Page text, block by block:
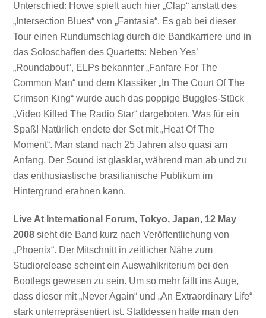
Unterschied: Howe spielt auch hier „Clap“ anstatt des
„Intersection Blues“ von „Fantasia“. Es gab bei dieser
Tour einen Rundumschlag durch die Bandkarriere und in
das Soloschaffen des Quartetts: Neben Yes’
„Roundabout“, ELPs bekannter „Fanfare For The
Common Man“ und dem Klassiker „In The Court Of The
Crimson King“ wurde auch das poppige Buggles-Stück
„Video Killed The Radio Star“ dargeboten. Was für ein
Spaß! Natürlich endete der Set mit „Heat Of The
Moment“. Man stand nach 25 Jahren also quasi am
Anfang. Der Sound ist glasklar, während man ab und zu
das enthusiastische brasilianische Publikum im
Hintergrund erahnen kann.
Live At International Forum, Tokyo, Japan, 12 May
2008 sieht die Band kurz nach Veröffentlichung von
„Phoenix“. Der Mitschnitt in zeitlicher Nähe zum
Studiorelease scheint ein Auswahlkriterium bei den
Bootlegs gewesen zu sein. Um so mehr fällt ins Auge,
dass dieser mit „Never Again“ und „An Extraordinary Life“
stark unterrepräsentiert ist. Stattdessen hatte man den